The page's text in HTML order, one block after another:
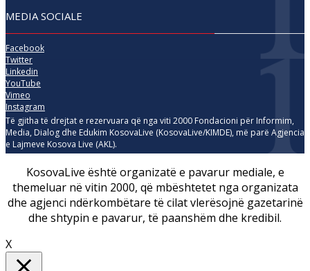
MEDIA SOCIALE
Facebook
Twitter
Linkedin
YouTube
Vimeo
Instagram
Të gjitha të drejtat e rezervuara që nga viti 2000 Fondacioni për Informim,
Media, Dialog dhe Edukim KosovaLive (KosovaLive/KIMDE), më parë Agjencia
e Lajmeve Kosova Live (AKL).
KosovaLive është organizatë e pavarur mediale, e
themeluar në vitin 2000, që mbështetet nga organizata
dhe agjenci ndërkombëtare të cilat vlerësojnë gazetarinë
dhe shtypin e pavarur, të paanshëm dhe kredibil.
X